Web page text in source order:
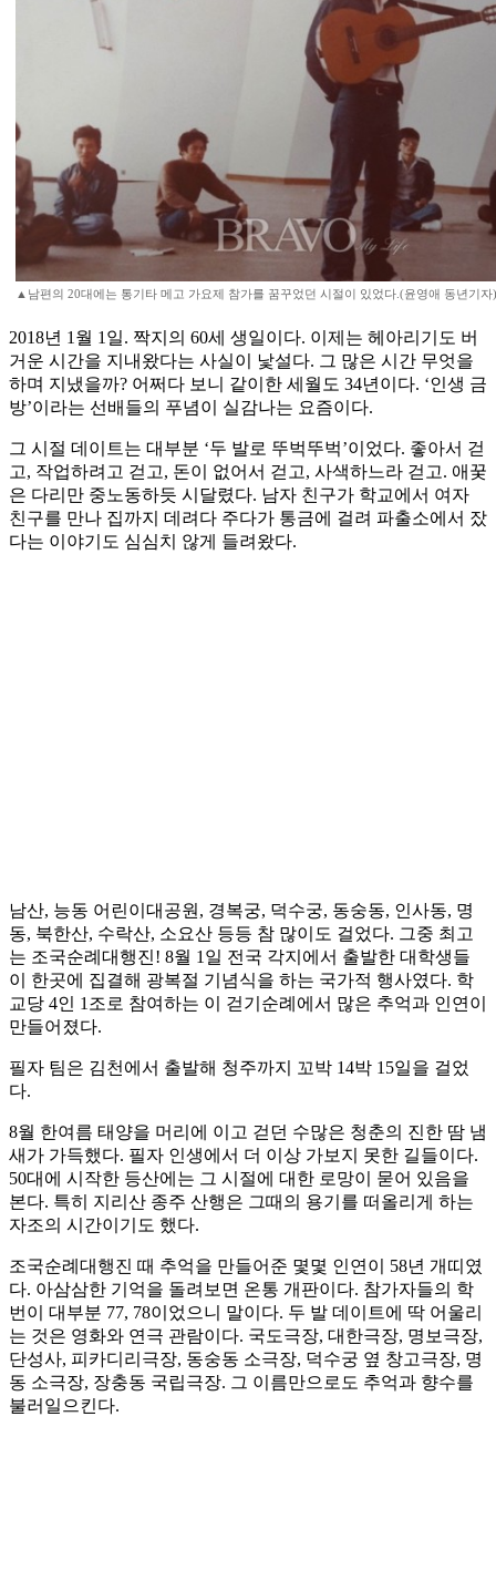
▲남편의 20대에는 통기타 메고 가요제 참가를 꿈꾸었던 시절이 있었다.(윤영애 동년기자)
2018년 1월 1일. 짝지의 60세 생일이다. 이제는 헤아리기도 버
거운 시간을 지내왔다는 사실이 낯설다. 그 많은 시간 무엇을
하며 지냈을까? 어쩌다 보니 같이한 세월도 34년이다. ‘인생 금
방’이라는 선배들의 푸념이 실감나는 요즘이다.
그 시절 데이트는 대부분 ‘두 발로 뚜벅뚜벅’이었다. 좋아서 걷
고, 작업하려고 걷고, 돈이 없어서 걷고, 사색하느라 걷고. 애꿎
은 다리만 중노동하듯 시달렸다. 남자 친구가 학교에서 여자
친구를 만나 집까지 데려다 주다가 통금에 걸려 파출소에서 잤
다는 이야기도 심심치 않게 들려왔다.
남산, 능동 어린이대공원, 경복궁, 덕수궁, 동숭동, 인사동, 명
동, 북한산, 수락산, 소요산 등등 참 많이도 걸었다. 그중 최고
는 조국순례대행진! 8월 1일 전국 각지에서 출발한 대학생들
이 한곳에 집결해 광복절 기념식을 하는 국가적 행사였다. 학
교당 4인 1조로 참여하는 이 걷기순례에서 많은 추억과 인연이
만들어졌다.
필자 팀은 김천에서 출발해 청주까지 꼬박 14박 15일을 걸었
다.
8월 한여름 태양을 머리에 이고 걷던 수많은 청춘의 진한 땀 냄
새가 가득했다. 필자 인생에서 더 이상 가보지 못한 길들이다.
50대에 시작한 등산에는 그 시절에 대한 로망이 묻어 있음을
본다. 특히 지리산 종주 산행은 그때의 용기를 떠올리게 하는
자조의 시간이기도 했다.
조국순례대행진 때 추억을 만들어준 몇몇 인연이 58년 개띠였
다. 아삼삼한 기억을 돌려보면 온통 개판이다. 참가자들의 학
번이 대부분 77, 78이었으니 말이다. 두 발 데이트에 딱 어울리
는 것은 영화와 연극 관람이다. 국도극장, 대한극장, 명보극장,
단성사, 피카디리극장, 동숭동 소극장, 덕수궁 옆 창고극장, 명
동 소극장, 장충동 국립극장. 그 이름만으로도 추억과 향수를
불러일으킨다.